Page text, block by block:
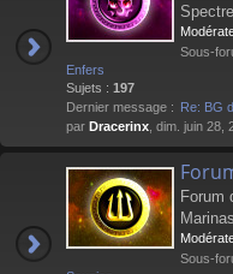
Sous-
Enfers
Sujets : 197
Dernier message : Re: BG
par Dracerinx , dim. juin 28,
Forum
Marinas.
Sous-